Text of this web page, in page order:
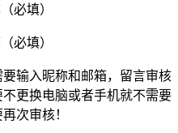
必填）
必填）
输入昵称和邮箱，留言审核
更换电脑或者手机就不需要
次审核！